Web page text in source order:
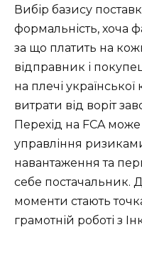
Вибір базису
формальність, хоча
за що платить на
відправник і
на плечі української
витрати від воріт
Перехід на FCA
управління
навантаження та
себе постачальник.
моменти стають
грамотній роботі з